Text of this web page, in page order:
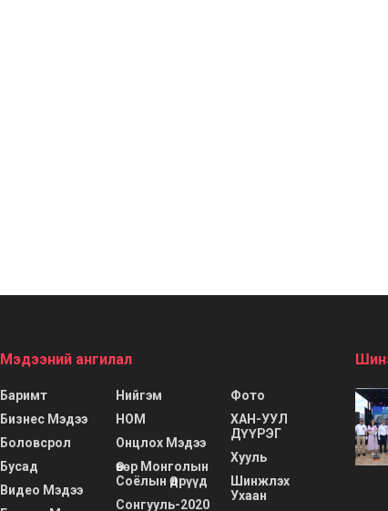
Мэдээний ангилал
Баримт
Бизнес Мэдээ
Боловсрол
Бусад
Видео Мэдээ
Нийгэм
НОМ
Онцлох Мэдээ
Өвөр Монголын
Соёлын Өдрүүд
Сонгууль-2020
Фото
ХАН-УУЛ
ДҮҮРЭГ
Хууль
Шинжлэх
Ухаан